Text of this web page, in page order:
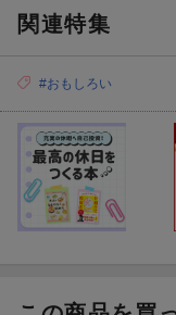
関連特集
#おもしろい